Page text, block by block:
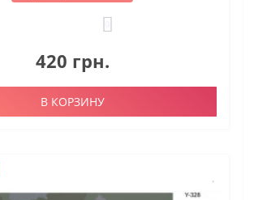
420 грн.
В КОРЗИНУ